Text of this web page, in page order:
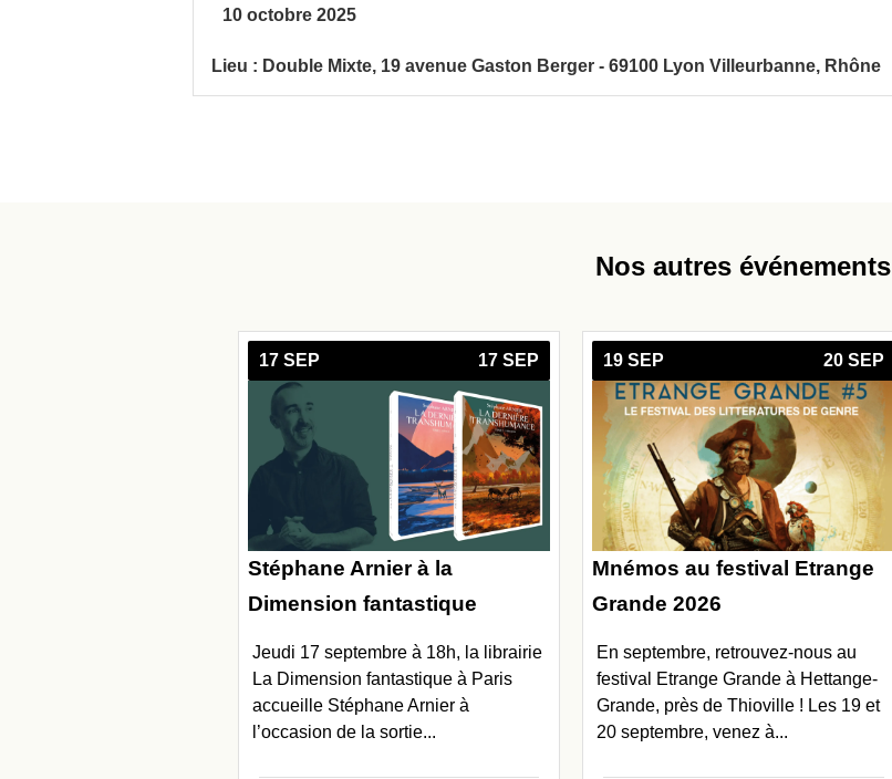
10 octobre 2025
Lieu : Double Mixte, 19 avenue Gaston Berger - 69100 Lyon Villeurbanne, Rhône
Nos autres événements
17 SEP 17 SEP
Stéphane Arnier à la
Dimension fantastique
Jeudi 17 septembre à 18h, la librairie
La Dimension fantastique à Paris
accueille Stéphane Arnier à
l’occasion de la sortie...
19 SEP 20 SEP
Mnémos au festival Etrange
Grande 2026
En septembre, retrouvez-nous au
festival Etrange Grande à Hettange-
Grande, près de Thioville ! Les 19 et
20 septembre, venez à...